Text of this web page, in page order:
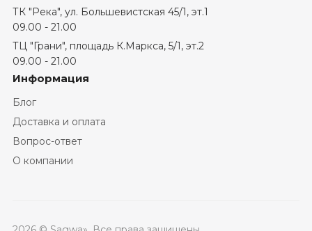
ТК "Река", ул. Большевистская 45/1, эт.1
09.00 - 21.00
ТЦ "Грани", площадь К.Маркса, 5/1​, эт.2
09.00 - 21.00
Информация
Блог
Доставка и оплата
Вопрос-ответ
О компании